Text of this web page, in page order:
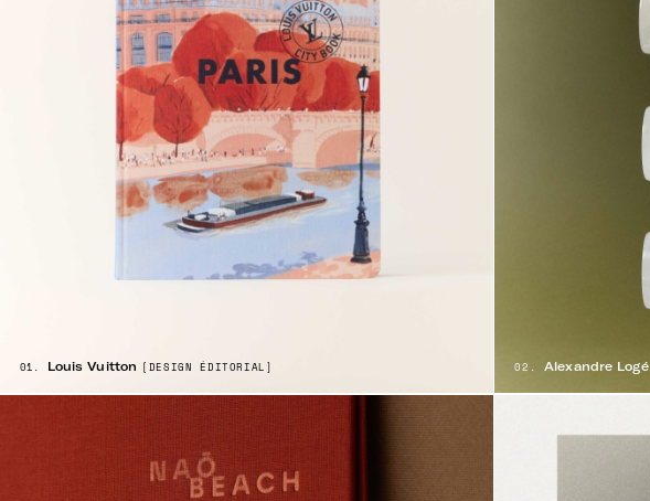
01. Louis Vuitton [ DESIGN ÉDITORIAL] 02.Alexandre Logé